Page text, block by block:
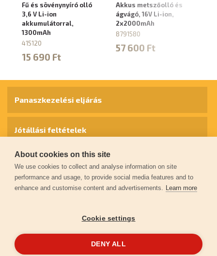
Fű és sövénynyíró olló
3,6 V Li-ion
akkumulátorral,
1300mAh
415120
15 690 Ft
Akkus metszőolló és
ágvágó, 16V Li-ion,
2x2000mAh
8791580
57 600 Ft
© 2026extol.hu- Minden jog fenntartva
Panaszkezelési eljárás
Jótállási feltételek
Személyes adatok védelme
Kapcsolat
Garancia regisztráció
About cookies on this site
We use cookies to collect and analyse information on site
performance and usage, to provide social media features and to
enhance and customise content and advertisements. Learn more
Cookie settings
DENY ALL